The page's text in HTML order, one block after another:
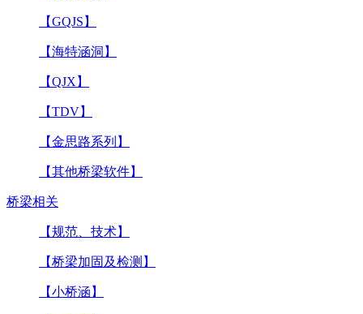
【GQJS】
【海特涵洞】
【QJX】
【TDV】
【金思路系列】
【其他桥梁软件】
桥梁相关
【规范、技术】
【桥梁加固及检测】
【小桥涵】